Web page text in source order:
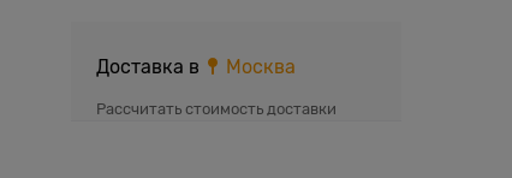
Доставка в Москва
Рассчитать стоимость доставки